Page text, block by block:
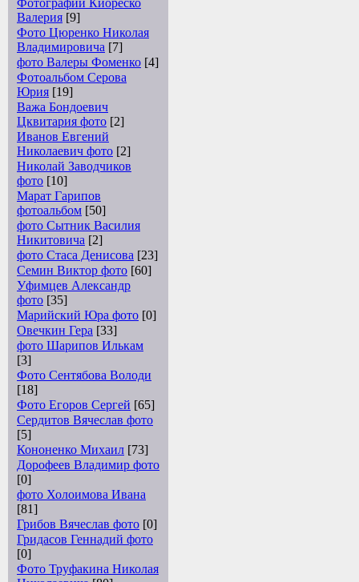
Фотографии Киореско
Валерия [9]
Фото Цюренко Николая
Владимировича [7]
фото Валеры Фоменко [4]
Фотоальбом Серова
Юрия [19]
Важа Бондоевич
Цквитария фото [2]
Иванов Евгений
Николаевич фото [2]
Николай Заводчиков
фото [10]
Марат Гарипов
фотоальбом [50]
фото Сытник Василия
Никитовича [2]
фото Стаса Денисова [23]
Семин Виктор фото [60]
Уфимцев Александр
фото [35]
Марийский Юра фото [0]
Овечкин Гера [33]
фото Шарипов Илькам
[3]
Фото Сентябова Володи
[18]
Фото Егоров Сергей [65]
Сердитов Вячеслав фото
[5]
Кононенко Михаил [73]
Дорофеев Владимир фото
[0]
фото Холоимова Ивана
[81]
Грибов Вячеслав фото [0]
Гридасов Геннадий фото
[0]
Фото Труфакина Николая